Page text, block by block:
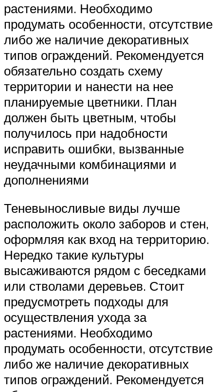
растениями. Необходимо
продумать особенности, отсутствие
либо же наличие декоративных
типов ограждений. Рекомендуется
обязательно создать схему
территории и нанести на нее
планируемые цветники. План
должен быть цветным, чтобы
получилось при надобности
исправить ошибки, вызванные
неудачными комбинациями и
дополнениями
Теневыносливые виды лучше
расположить около заборов и стен,
оформляя как вход на территорию.
Нередко такие культуры
высаживаются рядом с беседками
или стволами деревьев. Стоит
предусмотреть подходы для
осуществления ухода за
растениями. Необходимо
продумать особенности, отсутствие
либо же наличие декоративных
типов ограждений. Рекомендуется